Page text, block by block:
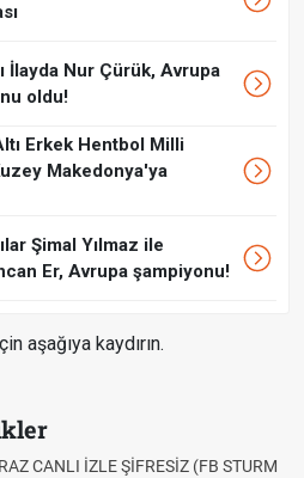
İlayda Nur Çürük, Avrupa
oldu!
Erkek Hentbol Milli
Makedonya'ya
Şimal Yılmaz ile
Er, Avrupa şampiyonu!
aşağıya kaydırın.
Fındık Fiyatı Açıklandı mı? 2026 TMO